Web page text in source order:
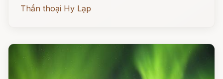
Thần thoại Hy Lạp